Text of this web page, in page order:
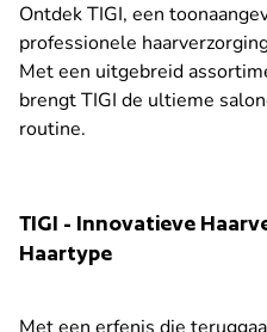
Ontdek TIGI, een
professionele
Met een uitgebreid
brengt TIGI de ultieme
routine.
TIGI - Innovatieve
Haartype